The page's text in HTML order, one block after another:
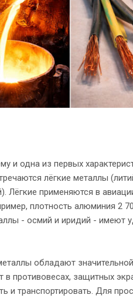
и одна из первых
лёгкие металлы
Лёгкие применяются в
плотность алюминия 2
- осмий и иридий - имеют
обладают
противовесах, защитных
и транспортировать. Для